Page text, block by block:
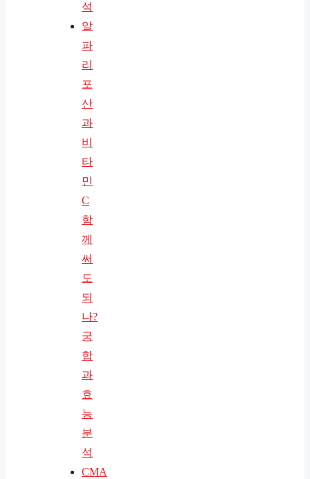
석
알
파
리
포
산
과
비
타
민
C
함
께
써
도
되
나?
궁
합
과
효
능
분
석
CMA